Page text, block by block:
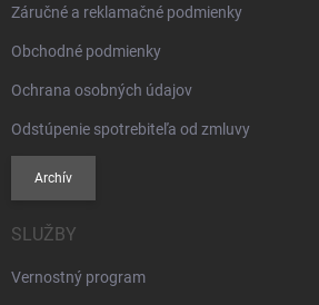
Záručné a reklamačné podmienky
Obchodné podmienky
Ochrana osobných údajov
Odstúpenie spotrebiteľa od zmluvy
Archív
SLUŽBY
Vernostný program